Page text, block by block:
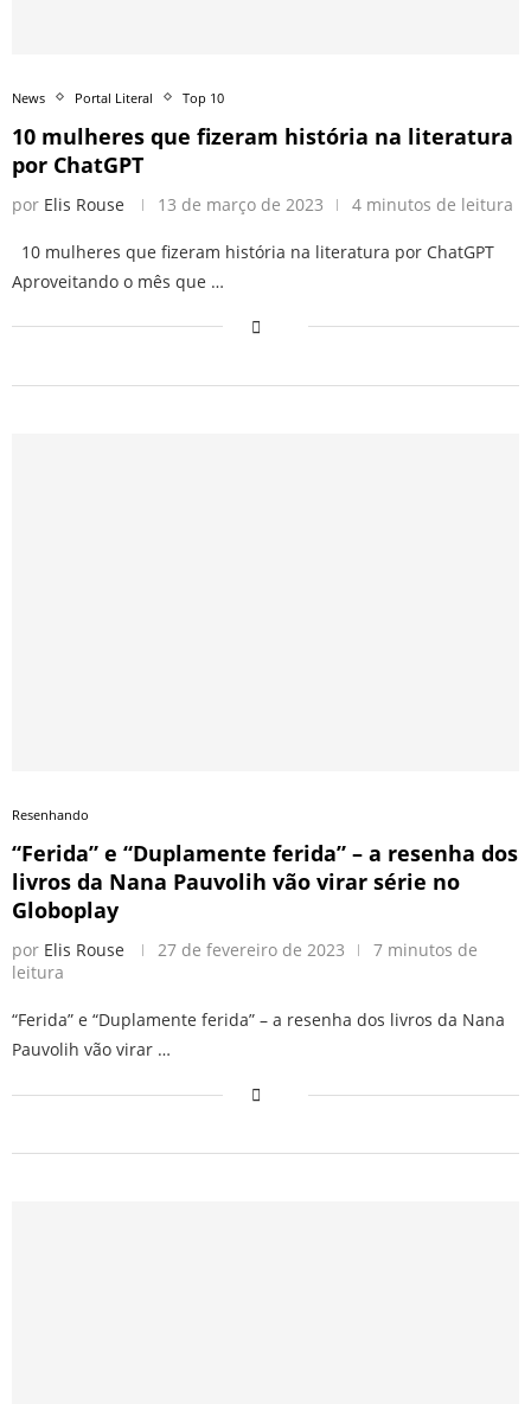
News Portal Literal Top 10
10 mulheres que fizeram história na literatura
por ChatGPT
por Elis Rouse 13 de março de 2023 4 minutos de leitura
10 mulheres que fizeram história na literatura por ChatGPT
Aproveitando o mês que …
Resenhando
“Ferida” e “Duplamente ferida” – a resenha dos
livros da Nana Pauvolih vão virar série no
Globoplay
por Elis Rouse 27 de fevereiro de 2023
7 minutos de
leitura
“Ferida” e “Duplamente ferida” – a resenha dos livros da Nana
Pauvolih vão virar …